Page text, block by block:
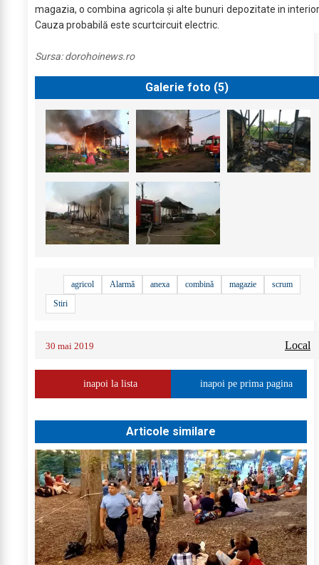
magazia, o combina agricola și alte bunuri depozitate in
Cauza probabilă este scurtcircuit electric.
Sursa:dorohoinews.ro
Galerie foto (5)
agricol Alarmă anexa combină magazie
scrum
Stiri
30 mai 2019 Local
inapoi la lista inapoi pe prima pagina
Articole similare